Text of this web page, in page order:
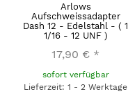
Arlows
Aufschweissadapter
Dash 12 - Edelstahl - ( 1
1/16 - 12 UNF )
17,90 € *
sofort verfügbar
Lieferzeit: 1 - 2 Werktage